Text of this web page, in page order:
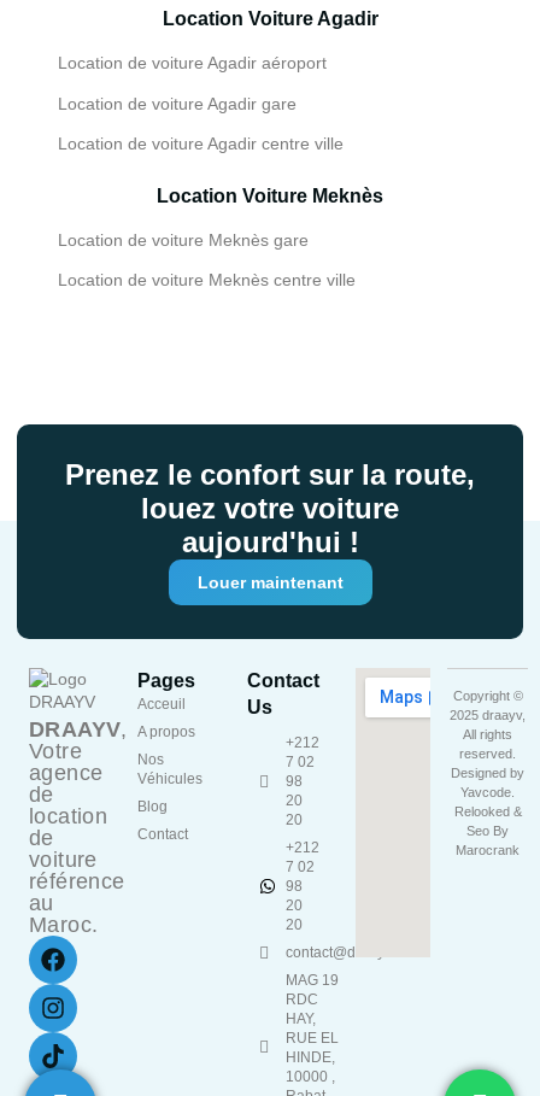
Location Voiture Agadir
Location de voiture Agadir aéroport
Location de voiture Agadir gare
Location de voiture Agadir centre ville
Location Voiture Meknès
Location de voiture Meknès gare
Location de voiture Meknès centre ville
Prenez le confort sur la route,
louez votre voiture
aujourd'hui !
Louer maintenant
DRAAYV,
Votre
agence
de
location
de
voiture
référence
au
Maroc.
Pages
Acceuil
A propos
Nos
Véhicules
Blog
Contact
Contact
Us
+212
7 02
98
20
20
+212
7 02
98
20
20
contact@draayv.ma
MAG 19
RDC
HAY,
RUE EL
HINDE,
10000 ,
Copyright ©
2025 draayv,
All rights
reserved.
Designed by
Yavcode
Relooked &
Seo By
Marocrank